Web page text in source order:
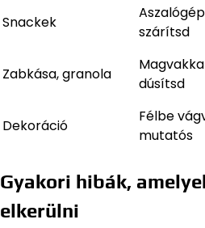
Snackek
szárítsd
Zabkása, granola
dúsítsd
Dekoráció
Félbe
mutatós
Gyakori hibák,
elkerülni